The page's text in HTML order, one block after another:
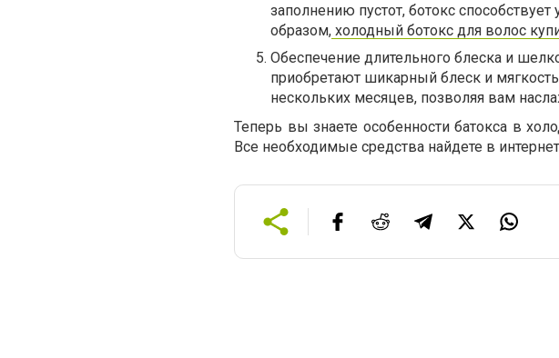
заполнению пустот, ботокс
образом, холодный ботокс для волос
Обеспечение длительного блеска и
приобретают шикарный блеск и
нескольких месяцев, позволяя вам
Теперь вы знаете особенности батокса в
Все необходимые средства найдете в